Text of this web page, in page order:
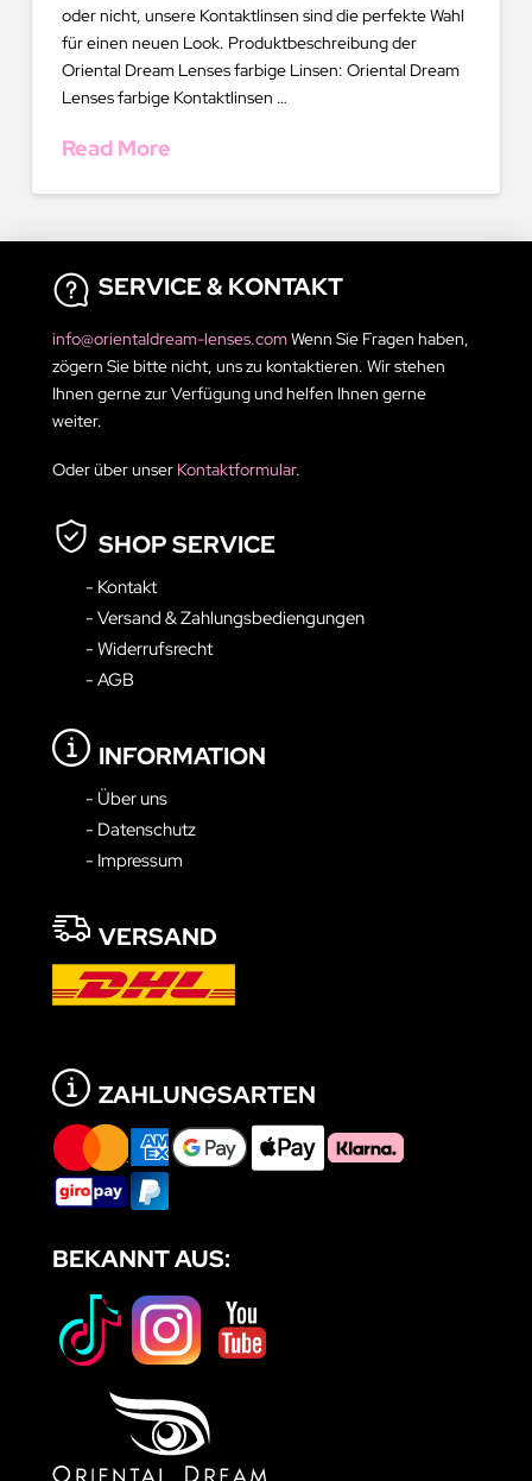
oder nicht, unsere Kontaktlinsen sind die perfekte Wahl
für einen neuen Look. Produktbeschreibung der
Oriental Dream Lenses farbige Linsen: Oriental Dream
Lenses farbige Kontaktlinsen …
Read More
SERVICE & KONTAKT
info@orientaldream-lenses.comWenn Sie Fragen haben,
zögern Sie bitte nicht, uns zu kontaktieren. Wir stehen
Ihnen gerne zur Verfügung und helfen Ihnen gerne
weiter.
Oder über unser Kontaktformular.
SHOP SERVICE
- Kontakt
- Versand & Zahlungsbediengungen
- Widerrufsrecht
- AGB
INFORMATION
- Über uns
- Datenschutz
- Impressum
VERSAND
ZAHLUNGSARTEN
BEKANNT AUS: